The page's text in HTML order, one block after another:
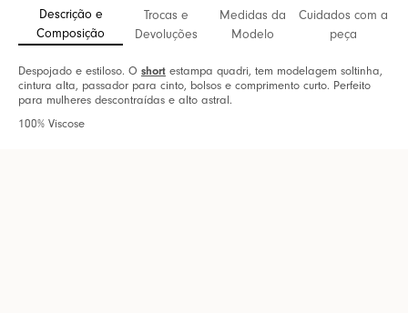
Descrição e
Composição
Trocas e
Devoluções
Medidas da
Modelo
Cuidados com a
peça
Despojado e estiloso. O short estampa quadri, tem modelagem soltinha,
cintura alta, passador para cinto, bolsos e comprimento curto. Perfeito
para mulheres descontraídas e alto astral.
100% Viscose